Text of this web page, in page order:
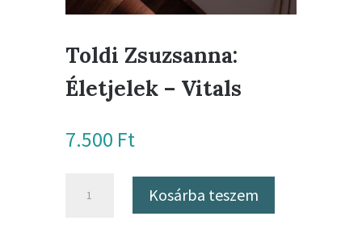
Toldi Zsuzsanna:
Életjelek – Vitals
7.500 Ft
Zsuzsanna:
Kosárba teszem